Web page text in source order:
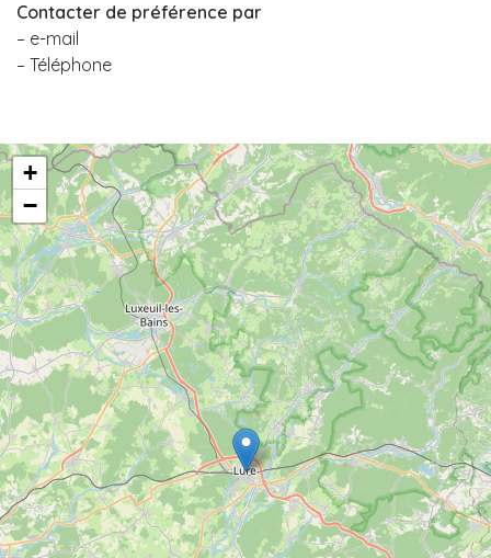
Contacter de préférence par
– e-mail
– Téléphone
+
−